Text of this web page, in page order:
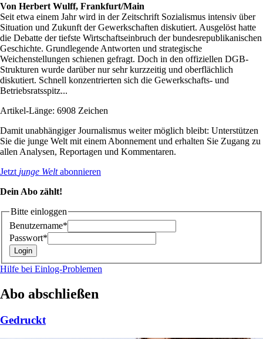
Von Herbert Wulff, Frankfurt/Main
Seit etwa einem Jahr wird in der Zeitschrift Sozialismus intensiv über
Situation und Zukunft der Gewerkschaften diskutiert. Ausgelöst hatte
die Debatte der tiefste Wirtschaftseinbruch der bundesrepublikanischen
Geschichte. Grundlegende Antworten und strategische
Weichenstellungen schienen gefragt. Doch in den offiziellen DGB-
Strukturen wurde darüber nur sehr kurzzeitig und oberflächlich
diskutiert. Schnell konzentrierten sich die Gewerkschafts- und
Betriebsratsspitz...
Artikel-Länge: 6908 Zeichen
Damit unabhängiger Journalismus weiter möglich bleibt: Unterstützen
Sie die junge Welt mit einem Abonnement und erhalten Sie Zugang zu
allen Analysen, Reportagen und Kommentaren.
Jetzt junge Weltabonnieren
Dein Abo zählt!
Bitte einloggen
Benutzername*
Passwort*
Hilfe bei Einlog-Problemen
Abo abschließen
Gedruckt